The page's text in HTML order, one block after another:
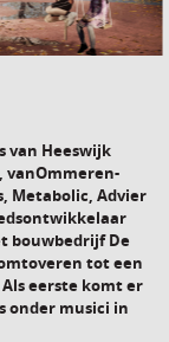
van Heeswijk
vanOmmeren-
Metabolic, Advier
bouwbedrijf De
tot een
eerste komt er
onder musici in